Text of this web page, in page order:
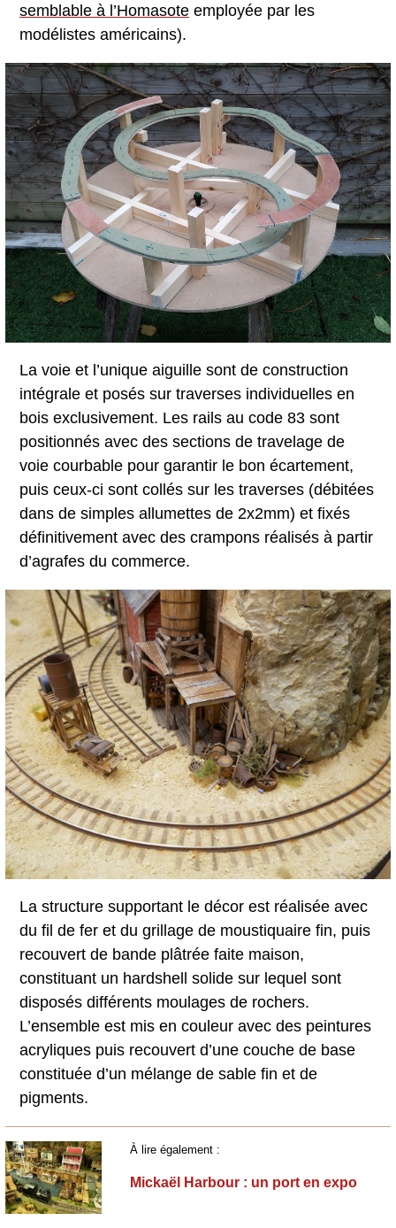
semblable à l’Homasote employée par les
modélistes américains).
La voie et l’unique aiguille sont de construction
intégrale et posés sur traverses individuelles en
bois exclusivement. Les rails au code 83 sont
positionnés avec des sections de travelage de
voie courbable pour garantir le bon écartement,
puis ceux-ci sont collés sur les traverses (débitées
dans de simples allumettes de 2x2mm) et fixés
définitivement avec des crampons réalisés à partir
d’agrafes du commerce.
La structure supportant le décor est réalisée avec
du fil de fer et du grillage de moustiquaire fin, puis
recouvert de bande plâtrée faite maison,
constituant un hardshell solide sur lequel sont
disposés différents moulages de rochers.
L’ensemble est mis en couleur avec des peintures
acryliques puis recouvert d’une couche de base
constituée d’un mélange de sable fin et de
pigments.
À lire également :
Mickaël Harbour : un port en expo